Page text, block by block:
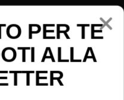
PER TE
ALLA